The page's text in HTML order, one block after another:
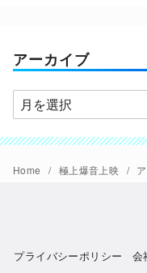
ー
アーカイブ
ア
ー
カ
イ
Home 極上爆音上映 アカ
プライバシーポリシー 会